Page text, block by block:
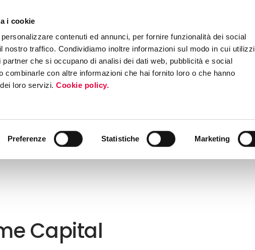
i cookie
contenuti ed annunci, per fornire funzionalità dei social
nostro traffico. Condividiamo inoltre informazioni sul modo in cui utilizzi
che si occupano di analisi dei dati web, pubblicità e social
combinarle con altre informazioni che hai fornito loro o che hanno
loro servizi.Cookie policy.
Preferenze Statistiche Marketing
Capital